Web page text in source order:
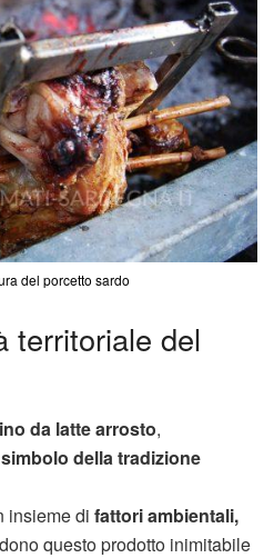
del porcetto sardo
territoriale del
da latte arrosto,
della tradizione
insieme di fattori ambientali,
questo prodotto inimitabile